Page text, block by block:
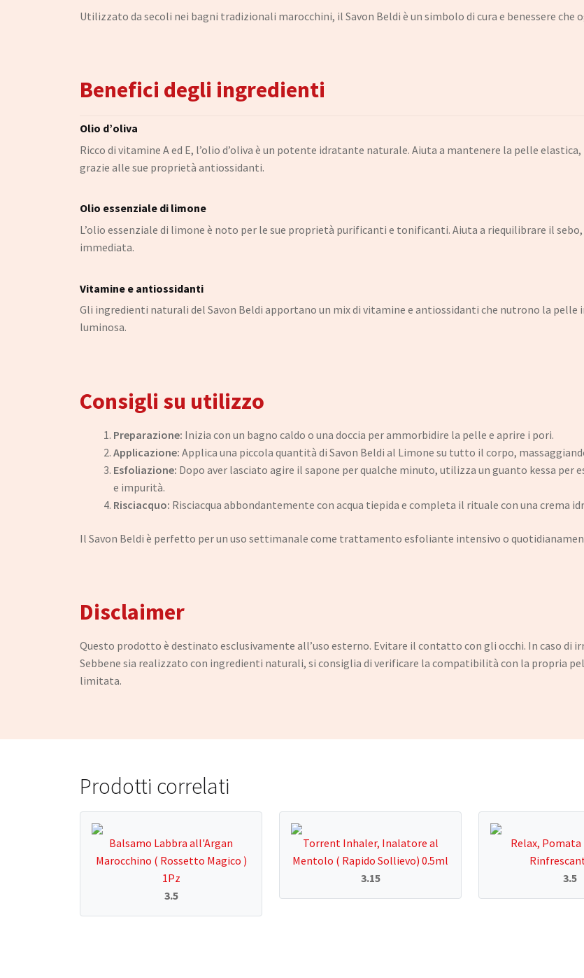
Utilizzato da secoli nei bagni tradizionali marocchini, il Savon Beldi è un simbolo di cura e benessere
Benefici degli ingredienti
Olio d’oliva
Ricco di vitamine A ed E, l’olio d’oliva è un potente idratante naturale. Aiuta a mantenere la pelle
grazie alle sue proprietà antiossidanti.
Olio essenziale di limone
L’olio essenziale di limone è noto per le sue proprietà purificanti e tonificanti. Aiuta a riequilibrare il
immediata.
Vitamine e antiossidanti
Gli ingredienti naturali del Savon Beldi apportano un mix di vitamine e antiossidanti che nutrono la
luminosa.
Consigli su utilizzo
Preparazione: Inizia con un bagno caldo o una doccia per ammorbidire la pelle e aprire i pori.
Applicazione: Applica una piccola quantità di Savon Beldi al Limone su tutto il corpo,
Esfoliazione: Dopo aver lasciato agire il sapone per qualche minuto, utilizza un guanto kessa
e impurità.
Risciacquo: Risciacqua abbondantemente con acqua tiepida e completa il rituale con una crema
Il Savon Beldi è perfetto per un uso settimanale come trattamento esfoliante intensivo o
Disclaimer
Questo prodotto è destinato esclusivamente all’uso esterno. Evitare il contatto con gli occhi. In caso di
Sebbene sia realizzato con ingredienti naturali, si consiglia di verificare la compatibilità con la propria
limitata.
Prodotti correlati
Balsamo Labbra all'Argan
Marocchino ( Rossetto Magico )
1Pz
3.5
Torrent Inhaler, Inalatore al
Mentolo ( Rapido Sollievo) 0.5ml
3.15
Relax, Pomata
3.5